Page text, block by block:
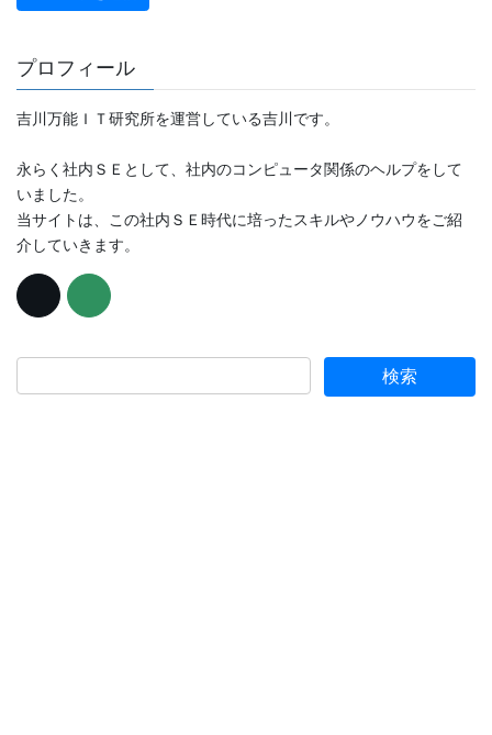
プロフィール
吉川万能ＩＴ研究所を運営している吉川です。
永らく社内ＳＥとして、社内のコンピュータ関係のヘルプをして
いました。
当サイトは、この社内ＳＥ時代に培ったスキルやノウハウをご紹
介していきます。